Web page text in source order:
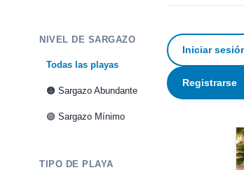
Iniciar
Registrarse
NIVEL DE SARGAZO
Todas las playas 2
🟠 Sargazo Abundante
🟢 Sargazo Mínimo
TIPO DE PLAYA
2